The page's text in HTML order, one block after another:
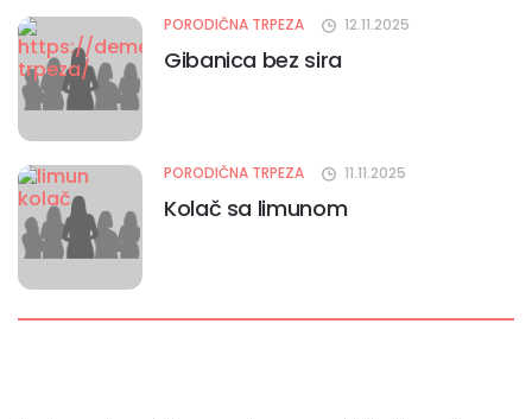
PORODIČNA TRPEZA 12.11.2025
Gibanica bez sira
PORODIČNA TRPEZA 11.11.2025
Kolač sa limunom